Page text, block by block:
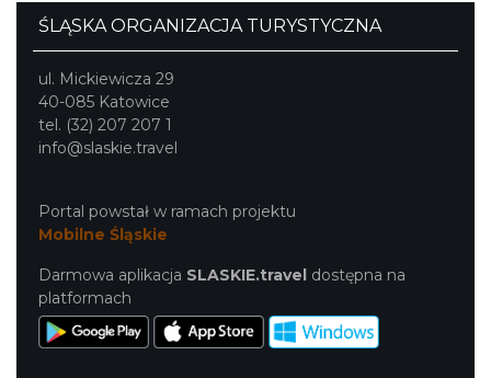
ŚLĄSKA ORGANIZACJA TURYSTYCZNA
ul. Mickiewicza 29
40-085 Katowice
tel. (32) 207 207 1
info@slaskie.travel
Portal powstał w ramach projektu
Mobilne Śląskie
Darmowa aplikacja SLASKIE.travel dostępna na
platformach